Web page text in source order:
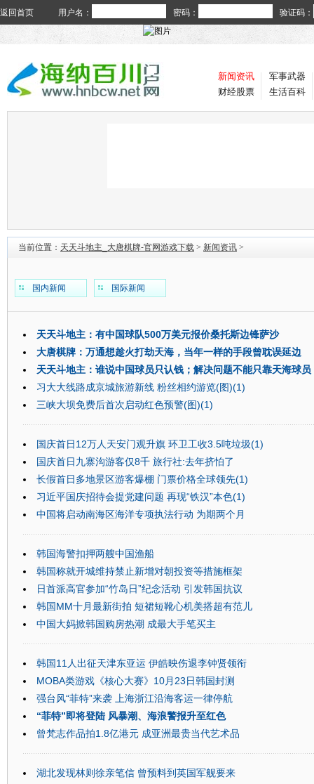
返回首页 用户名： 密码： 验证码：
新闻资讯
财经股票
军事武器
生活百科
当前位置： 天天斗地主_大唐棋牌-官网游戏下载 > 新闻资讯 >
国内新闻 国际新闻
天天斗地主：有中国球队500万美元报价桑托斯边锋萨沙
大唐棋牌：万通想趁火打劫天海，当年一样的手段曾耽误延边
天天斗地主：谁说中国球员只认钱；解决问题不能只靠天海球员
习大大线路成京城旅游新线 粉丝相约游览(图)(1)
三峡大坝免费后首次启动红色预警(图)(1)
国庆首日12万人天安门观升旗 环卫工收3.5吨垃圾(1)
国庆首日九寨沟游客仅8千 旅行社:去年挤怕了
长假首日多地景区游客爆棚 门票价格全球领先(1)
习近平国庆招待会提党建问题 再现“铁汉”本色(1)
中国将启动南海区海洋专项执法行动 为期两个月
韩国海警扣押两艘中国渔船
韩国称就开城维持禁止新增对朝投资等措施框架
日首派高官参加“竹岛日”纪念活动 引发韩国抗议
韩国MM十月最新街拍 短裙短靴心机美搭超有范儿
中国大妈掀韩国购房热潮 成最大手笔买主
韩国11人出征天津东亚运 伊皓映伤退李钟贤领衔
MOBA类游戏《核心大赛》10月23日韩国封测
强台风“菲特”来袭 上海浙江沿海客运一律停航
“菲特”即将登陆 风暴潮、海浪警报升至红色
曾梵志作品拍1.8亿港元 成亚洲最贵当代艺术品
湖北发现林则徐亲笔信 曾预料到英国军舰要来